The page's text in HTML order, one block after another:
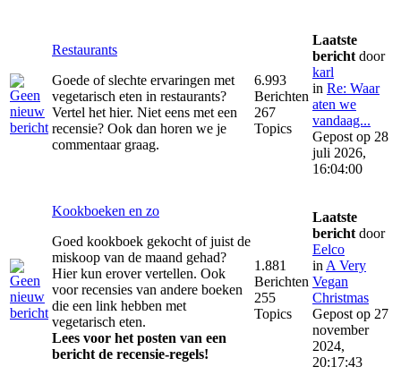
Restaurants
Goede of slechte ervaringen met
vegetarisch eten in restaurants?
Vertel het hier. Niet eens met een
recensie? Ook dan horen we je
commentaar graag.
6.993
Berichten
267
Topics
Laatste
bericht door
karl
in Re: Waar
aten we
vandaag...
Gepost op 28
juli 2026,
16:04:00
Kookboeken en zo
Goed kookboek gekocht of juist de
miskoop van de maand gehad?
Hier kun erover vertellen. Ook
voor recensies van andere boeken
die een link hebben met
vegetarisch eten.
Lees voor het posten van een
bericht de recensie-regels!
1.881
Berichten
255
Topics
Laatste
bericht door
Eelco
in A Very
Vegan
Christmas
Gepost op 27
november
2024,
20:17:43